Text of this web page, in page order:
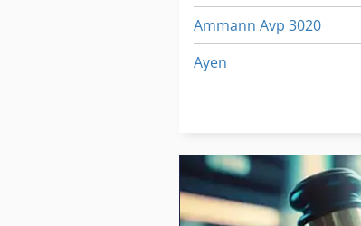
Ammann Avp 3020
Ayen
Baumer Hhs
Baykal